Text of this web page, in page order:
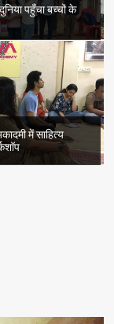
पहुँचा बच्चों के
में साहित्य